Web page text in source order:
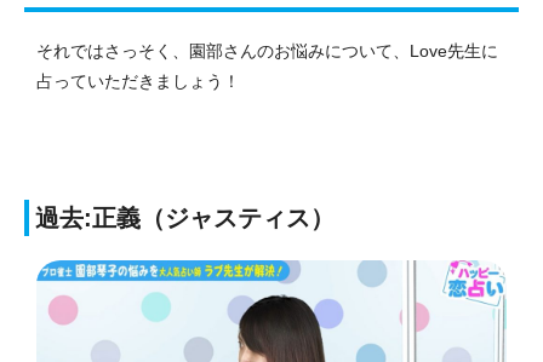
それではさっそく、園部さんのお悩みについて、Love先生に
占っていただきましょう！
過去:正義（ジャスティス）